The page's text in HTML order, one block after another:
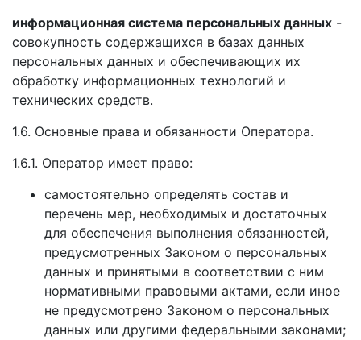
информационная система персональных данных -
совокупность содержащихся в базах данных
персональных данных и обеспечивающих их
обработку информационных технологий и
технических средств.
1.6. Основные права и обязанности Оператора.
1.6.1. Оператор имеет право:
самостоятельно определять состав и
перечень мер, необходимых и достаточных
для обеспечения выполнения обязанностей,
предусмотренных Законом о персональных
данных и принятыми в соответствии с ним
нормативными правовыми актами, если иное
не предусмотрено Законом о персональных
данных или другими федеральными законами;